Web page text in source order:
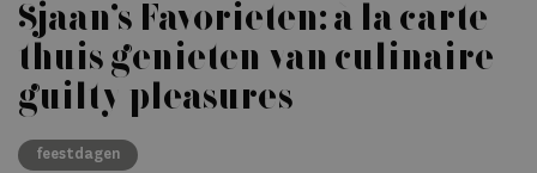
Sjaan’s Favorieten: à la carte
thuis genieten van culinaire
guilty pleasures
feestdagen